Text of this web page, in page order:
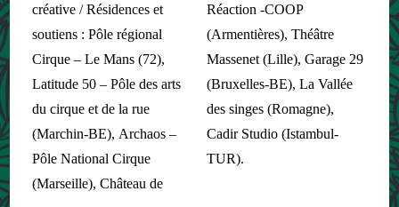
créative / Résidences et
soutiens : Pôle régional
Cirque – Le Mans (72),
Latitude 50 – Pôle des arts
du cirque et de la rue
(Marchin-BE), Archaos –
Pôle National Cirque
(Marseille), Château de
Réaction -COOP
(Armentières), Théâtre
Massenet (Lille), Garage 29
(Bruxelles-BE), La Vallée
des singes (Romagne),
Cadir Studio (Istambul-
TUR).